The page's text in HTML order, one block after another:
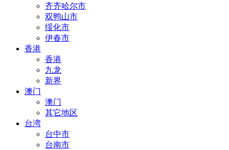
齐齐哈尔市
双鸭山市
绥化市
伊春市
香港
香港
九龙
新界
澳门
澳门
其它地区
台湾
台中市
台南市